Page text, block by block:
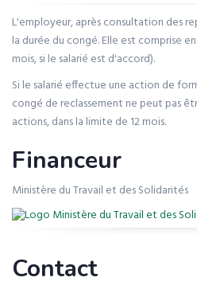
L'employeur, après consultation des
la durée du congé. Elle est comprise
mois, si le salarié est d'accord).
Si le salarié effectue une action de
congé de reclassement ne peut pas
actions, dans la limite de 12 mois.
Financeur
Ministère du Travail et des Solidarités
Contact